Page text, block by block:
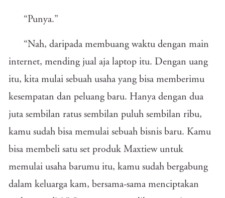
“Punya.”
“Nah, daripada membuang waktu dengan main
internet, mending jual aja laptop itu. Dengan uang
itu, kita mulai sebuah usaha yang bisa memberimu
kesempatan dan peluang baru. Hanya dengan dua
juta sembilan ratus sembilan puluh sembilan ribu,
kamu sudah bisa memulai sebuah bisnis baru. Kamu
bisa membeli satu set produk Maxtiew untuk
memulai usaha barumu itu, kamu sudah bergabung
dalam keluarga kam, bersama-sama menciptakan